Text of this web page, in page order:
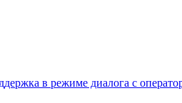
в режиме диалога с